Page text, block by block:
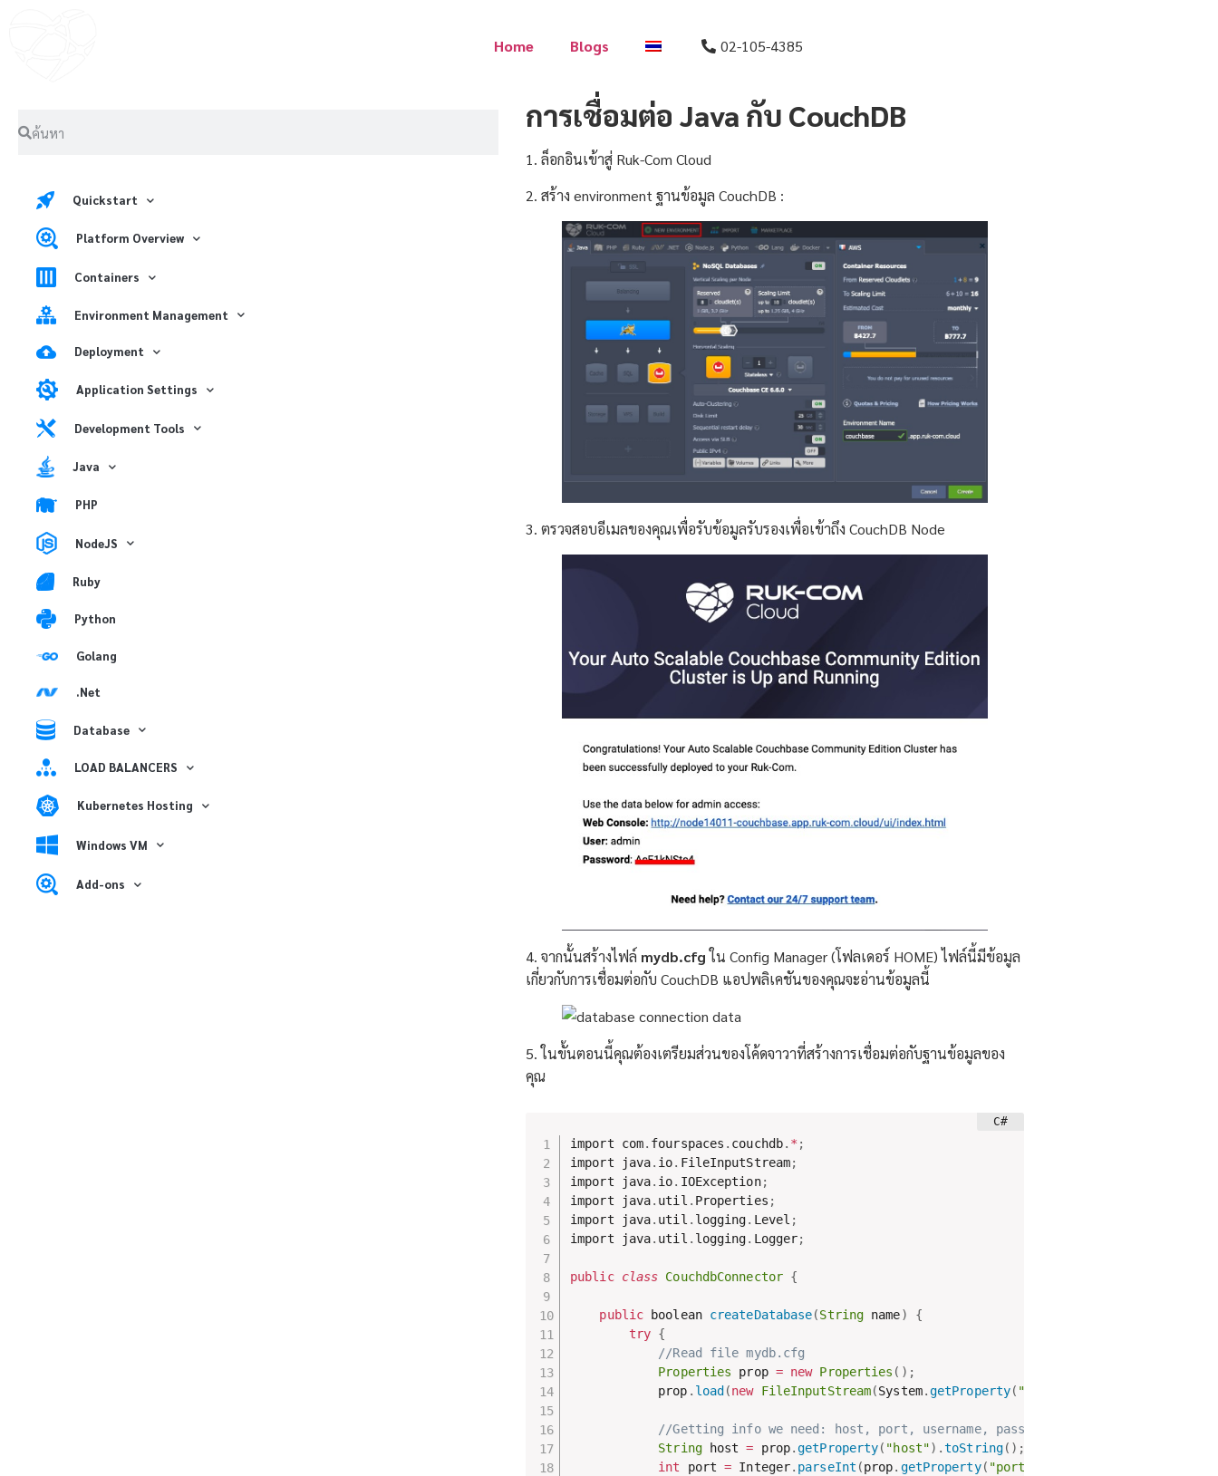
Home Blogs 02-105-4385
Quickstart
Platform Overview
Containers
Environment Management
Deployment
Application Settings
Development Tools
Java
PHP
NodeJS
Ruby
Python
Golang
.Net
Database
LOAD BALANCERS
Kubernetes Hosting
Windows VM
Add-ons
การเชื่อมต่อ Java กับ CouchDB
1. ล็อกอินเข้าสู่ Ruk-Com Cloud
2. สร้าง environment ฐานข้อมูล CouchDB :
3. ตรวจสอบอีเมลของคุณเพื่อรับข้อมูลรับรองเพื่อเข้าถึง CouchDB Node
4. จากนั้นสร้างไฟล์ mydb.cfgใน Config Manager (โฟลเดอร์ HOME) ไฟล์นี้มีข้อมูล
เกี่ยวกับการเชื่อมต่อกับ CouchDB แอปพลิเคชันของคุณจะอ่านข้อมูลนี้
5. ในขั้นตอนนี้คุณต้องเตรียมส่วนของโค้ดจาวาที่สร้างการเชื่อมต่อกับฐานข้อมูลของ
คุณ
import com. fourspaces . couchdb. * ;
import java. io. FileInputStream;
import java. io. IOException;
import java. util . Properties ;
import java. util . logging. Level ;
import java. util . logging. Logger;
public class CouchdbConnector {
public boolean createDatabase(String name)
{
try {
//Read file mydb.cfg
Properties prop = new Properties ( ) ;
            prop
. load (new FileInputStream(System.getProperty( "user.home"
//Getting info we need: host, port, username, password
String host = prop.getProperty( "host") .toString( ) ;
int port = Integer. parseInt (prop. getProperty( "port"